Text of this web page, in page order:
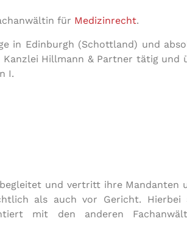
für Medizinrecht.
in Edinburgh (Schottland) und
Hillmann & Partner tätig
I.
und vertritt ihre Mandanten
als auch vor Gericht.
mit den anderen